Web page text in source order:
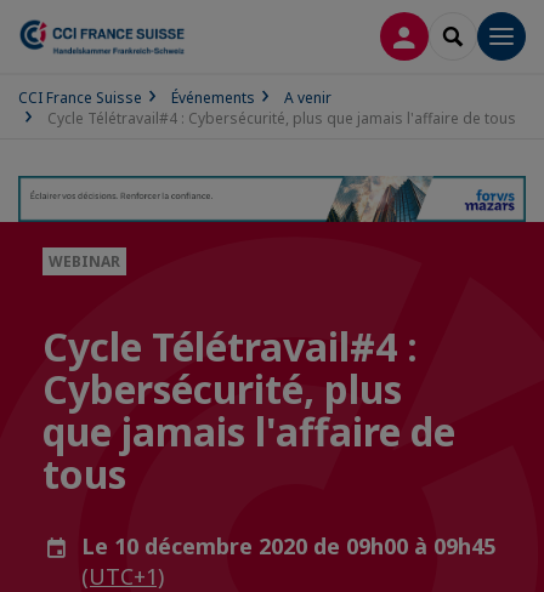
CONNEXION
CCI France Suisse Événements
A venir
Cycle Télétravail#4 : Cybersécurité, plus que jamais l'affaire de tous
WEBINAR
Cycle Télétravail#4 :
Cybersécurité, plus
que jamais l'affaire de
tous
Le 10 décembre 2020 de 09h00 à 09h45
(UTC+1)